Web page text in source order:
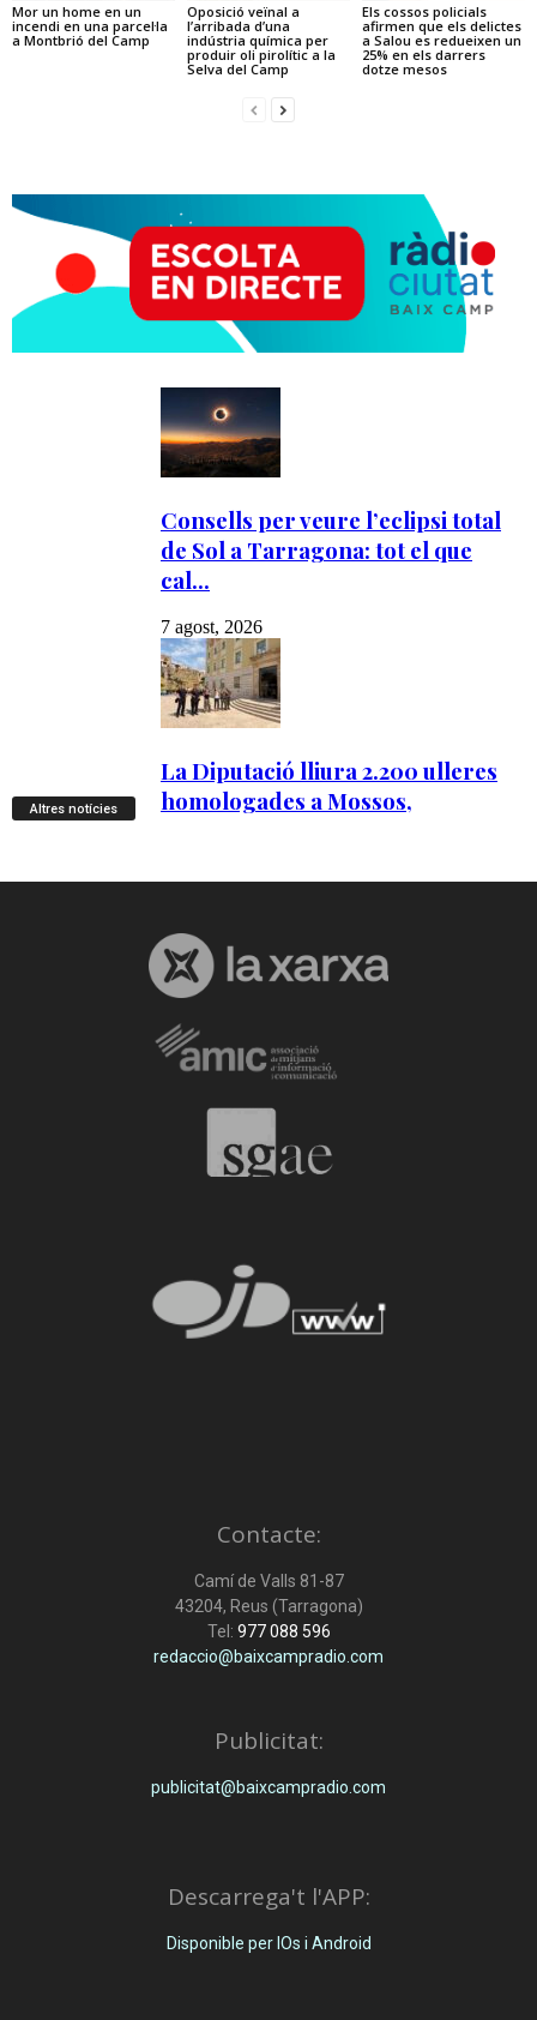
Mor un home en un
incendi en una parcel·la
a Montbrió del Camp
Oposició veïnal a
l’arribada d’una
indústria química per
produir oli pirolític a la
Selva del Camp
Els cossos policials
afirmen que els delictes
a Salou es redueixen un
25% en els darrers
dotze mesos
Altres notícies
Contacte:
Camí de Valls 81-87
43204, Reus (Tarragona)
Tel: 977 088 596
redaccio@baixcampradio.com
Publicitat:
publicitat@baixcampradio.com
Descarrega't l'APP:
Disponible per IOs i Android